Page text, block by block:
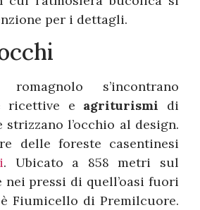
per i dettagli.
romagnolo s’incontrano
ricettive e agriturismi di
l’occhio al design.
delle foreste casentinesi
. Ubicato a 858 metri sul
pressi di quell’oasi fuori
Fiumicello di Premilcuore.